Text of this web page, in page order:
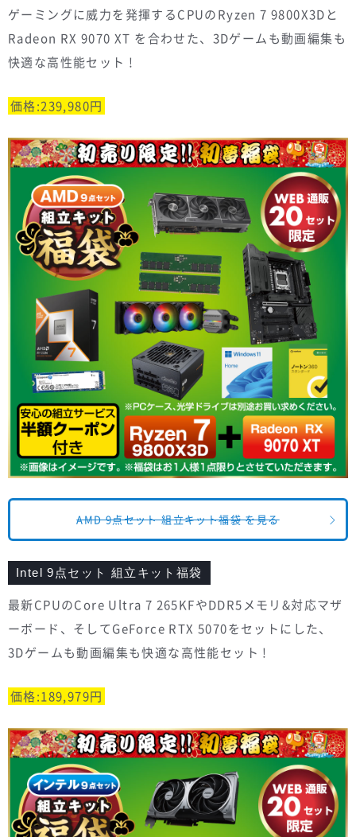
ゲーミングに威力を発揮するCPUのRyzen 7 9800X3Dと
Radeon RX 9070 XT を合わせた、3Dゲームも動画編集も
快適な高性能セット !
価格:239,980円
AMD 9点セット 組立キット福袋 を見る
Intel 9点セット 組立キット福袋
最新CPUのCore Ultra 7 265KFやDDR5メモリ&対応マザ
ーボード、そしてGeForce RTX 5070をセットにした、
3Dゲームも動画編集も快適な高性能セット !
価格:189,979円